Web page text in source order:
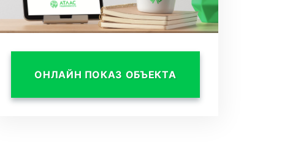
ОНЛАЙН ПОКАЗ ОБЪЕКТА